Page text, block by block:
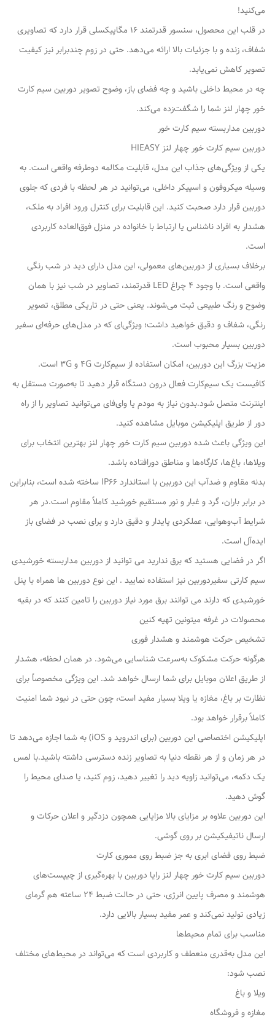
می‌کنید!
در قلب این محصول، سنسور قدرتمند 16 مگاپیکسلی قرار دارد که تصاویری
شفاف، زنده و با جزئیات بالا ارائه می‌دهد. حتی در زوم چندبرابر نیز کیفیت
تصویر کاهش نمی‌یابد.
چه در محیط داخلی باشید و چه فضای باز، وضوح تصویر دوربین سیم کارت
خور چهار لنز شما را شگفت‌زده می‌کند.
دوربین مداربسته سیم کارت خور
دوربین سیم کارت خور چهار لنز HIEASY
یکی از ویژگی‌های جذاب این مدل، قابلیت مکالمه دوطرفه واقعی است. به‌
وسیله میکروفون و اسپیکر داخلی، می‌توانید در هر لحظه با فردی که جلوی
دوربین قرار دارد صحبت کنید. این قابلیت برای کنترل ورود افراد به ملک،
هشدار به افراد ناشناس یا ارتباط با خانواده در منزل فوق‌العاده کاربردی
است.
برخلاف بسیاری از دوربین‌های معمولی، این مدل دارای دید در شب رنگی
واقعی است. با وجود 4 چراغ LED قدرتمند، تصاویر در شب نیز با همان
وضوح و رنگ طبیعی ثبت می‌شوند. یعنی حتی در تاریکی مطلق، تصویر
رنگی، شفاف و دقیق خواهید داشت؛ ویژگی‌ای که در مدل‌های حرفه‌ای سفیر
دوربین بسیار محبوب است.
مزیت بزرگ این دوربین، امکان استفاده از سیم‌کارت 4G و 3G است.
کافیست یک سیم‌کارت فعال درون دستگاه قرار دهید تا به‌صورت مستقل به
اینترنت متصل شود.بدون نیاز به مودم یا وای‌فای می‌توانید تصاویر را از راه
دور از طریق اپلیکیشن موبایل مشاهده کنید.
این ویژگی باعث شده دوربین سیم کارت خور چهار لنز بهترین انتخاب برای
ویلاها، باغ‌ها، کارگاه‌ها و مناطق دورافتاده باشد.
بدنه مقاوم و ضدآب این دوربین با استاندارد IP66 ساخته شده است، بنابراین
در برابر باران، گرد و غبار و نور مستقیم خورشید کاملاً مقاوم است.در هر
شرایط آب‌وهوایی، عملکردی پایدار و دقیق دارد و برای نصب در فضای باز
ایده‌آل است.
اگر در فضایی هستید که برق ندارید می توانید از دوربین مداربسته خورشیدی
سیم کارتی سفیردوربین نیز استفاده نمایید . این نوع دوربین ها همراه با پنل
خورشیدی که دارند می توانند برق مورد نیاز دوربین را تامین کنند که در بقیه
محصولات در غرفه میتونین تهیه کنین
تشخیص حرکت هوشمند و هشدار فوری
هرگونه حرکت مشکوک به‌سرعت شناسایی می‌شود. در همان لحظه، هشدار
از طریق اعلان موبایل برای شما ارسال خواهد شد. این ویژگی مخصوصاً برای
نظارت بر باغ، مغازه یا ویلا بسیار مفید است، چون حتی در نبود شما امنیت
کاملاً برقرار خواهد بود.
اپلیکیشن اختصاصی این دوربین (برای اندروید و iOS) به شما اجازه می‌دهد تا
در هر زمان و از هر نقطه دنیا به تصاویر زنده دسترسی داشته باشید.با لمس
یک دکمه، می‌توانید زاویه دید را تغییر دهید، زوم کنید، یا صدای محیط را
گوش دهید.
این دوربین علاوه بر مزایای بالا مزایایی همچون دزدگیر و اعلان حرکات و
ارسال ناتیفیکیشن بر روی گوشی.
ضبط روی فضای ابری به جز ضبط روی مموری کارت
دوربین سیم کارت خور چهار لنز رایا دوربین با بهره‌گیری از چیپست‌های
هوشمند و مصرف پایین انرژی، حتی در حالت ضبط 24 ساعته هم گرمای
زیادی تولید نمی‌کند و عمر مفید بسیار بالایی دارد.
مناسب برای تمام محیط‌ها
این مدل به‌قدری منعطف و کاربردی است که می‌تواند در محیط‌های مختلف
نصب شود:
ویلا و باغ
مغازه و فروشگاه